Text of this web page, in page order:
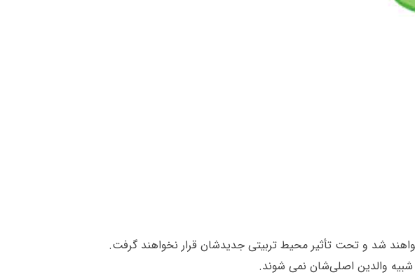
شد و تحت تأثیر محیط تربیتی جدیدشان قرار نخواهند گرفت.
شبیه والدین اصلی‌شان نمی شوند.